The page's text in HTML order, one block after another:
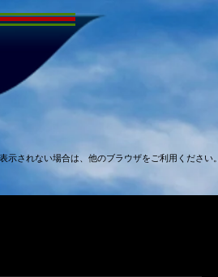
示されない場合は、他のブラウザをご利用ください。